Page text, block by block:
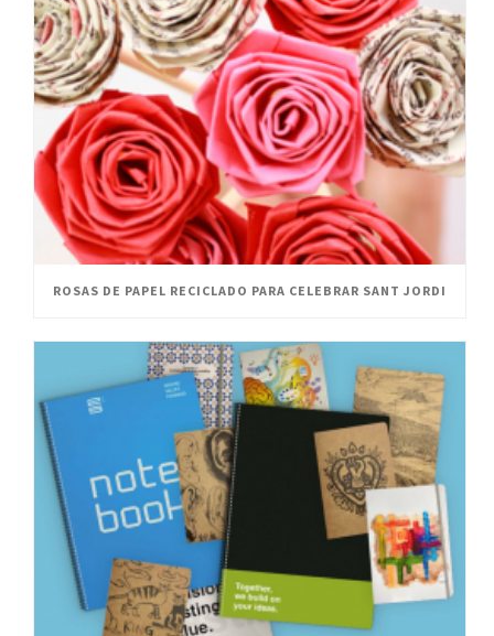
ROSAS DE PAPEL RECICLADO PARA CELEBRAR SANT JORDI